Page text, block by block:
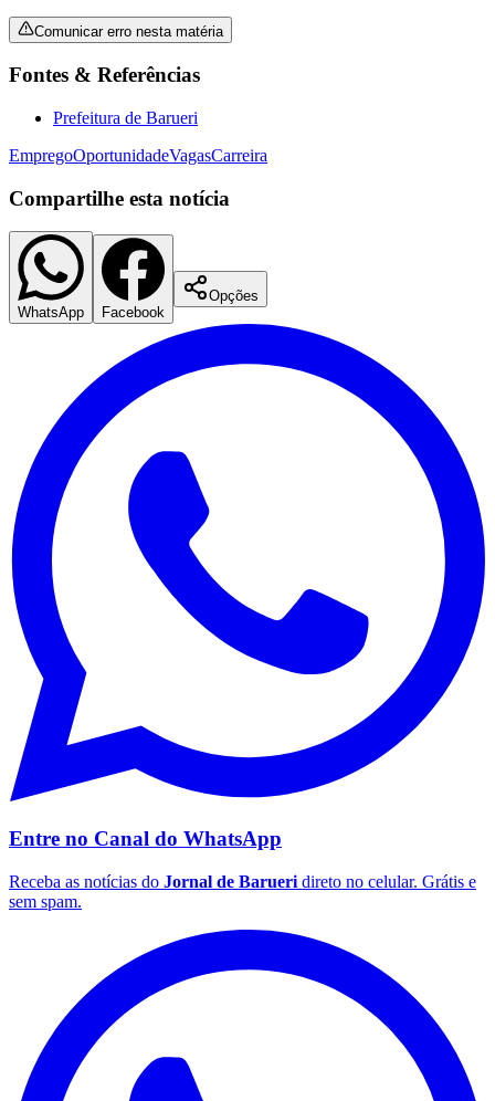
Palmeiras
Comunicar erro nesta matéria
Fontes & Referências
Prefeitura de Barueri
EmpregoOportunidadeVagasCarreira
Compartilhe esta notícia
WhatsApp Facebook
Opções
Entre no Canal do WhatsApp
Receba as notícias do Jornal de Barueri direto no celular. Grátis e
sem spam.